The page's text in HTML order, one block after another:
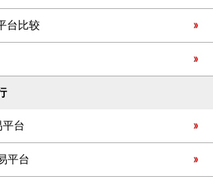
台比较
台
平台